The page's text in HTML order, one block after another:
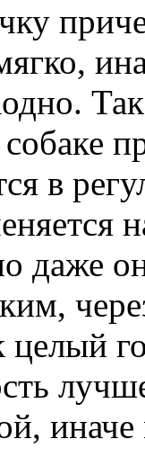
собаке
в
даже